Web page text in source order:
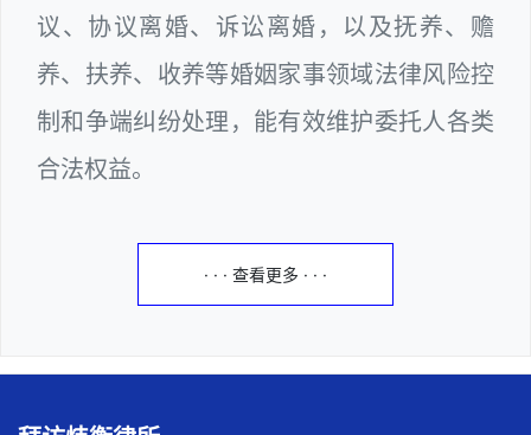
议、协议离婚、诉讼离婚，以及抚养、赡
养、扶养、收养等婚姻家事领域法律风险控
制和争端纠纷处理，能有效维护委托人各类
合法权益。
· · · 查看更多 · · ·